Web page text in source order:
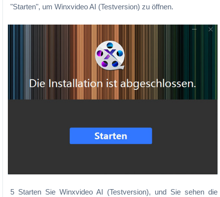
"Starten", um Winxvideo AI (Testversion) zu öffnen.
5 Starten Sie Winxvideo AI (Testversion), und Sie sehen die